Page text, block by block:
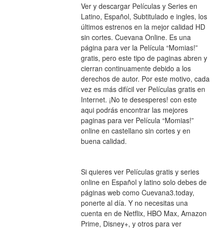
Ver y descargar Películas y Series en
Latino, Español, Subtitulado e ingles, los
últimos estrenos en la mejor calidad HD
sin cortes. Cuevana Online. Es una
página para ver la Película “Momias!”
gratis, pero este tipo de paginas abren y
cierran continuamente debido a los
derechos de autor. Por este motivo, cada
vez es más difícil ver Películas gratis en
Internet. ¡No te desesperes! con este
aqui podrás encontrar las mejores
paginas para ver Película “Momias!”
online en castellano sin cortes y en
buena calidad.
Si quieres ver Películas gratis y series
online en Español y latino solo debes de
páginas web como Cuevana3.today,
ponerte al día. Y no necesitas una
cuenta en de Netflix, HBO Max, Amazon
Prime, Disney+, y otros para ver